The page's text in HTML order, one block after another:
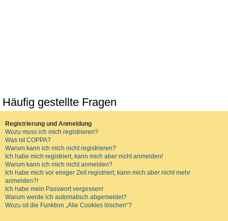
Häufig gestellte Fragen
Registrierung und Anmeldung
Wozu muss ich mich registrieren?
Was ist COPPA?
Warum kann ich mich nicht registrieren?
Ich habe mich registriert, kann mich aber nicht anmelden!
Warum kann ich mich nicht anmelden?
Ich habe mich vor einiger Zeit registriert, kann mich aber nicht mehr
anmelden?!
Ich habe mein Passwort vergessen!
Warum werde ich automatisch abgemeldet?
Wozu ist die Funktion „Alle Cookies löschen“?